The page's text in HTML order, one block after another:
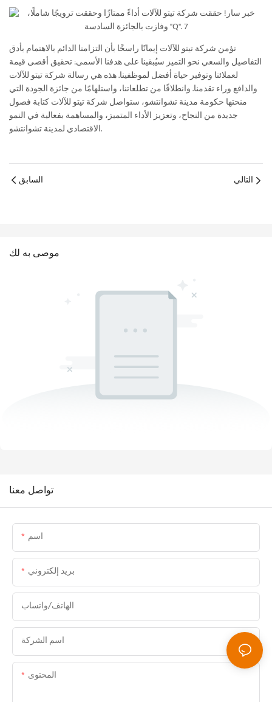
تؤمن شركة تيتو للآلات إيمانًا راسخًا بأن التزامنا الدائم بالاهتمام بأدق
التفاصيل والسعي نحو التميز سيُبقينا على هدفنا الأسمى: تحقيق أقصى قيمة
لعملائنا وتوفير حياة أفضل لموظفينا. هذه هي رسالة شركة تيتو للآلات
والدافع وراء تقدمنا. وانطلاقًا من تطلعاتنا، واستلهامًا من جائزة الجودة التي
منحتها حكومة مدينة تشوانتشو، ستواصل شركة تيتو للآلات كتابة فصول
جديدة من النجاح، وتعزيز الأداء المتميز، والمساهمة بفعالية في النمو
الاقتصادي لمدينة تشوانتشو.
السابق التالي
موصى به لك
تواصل معنا
اسم
بريد إلكتروني
الهاتف/واتساب
اسم الشركة
المحتوى